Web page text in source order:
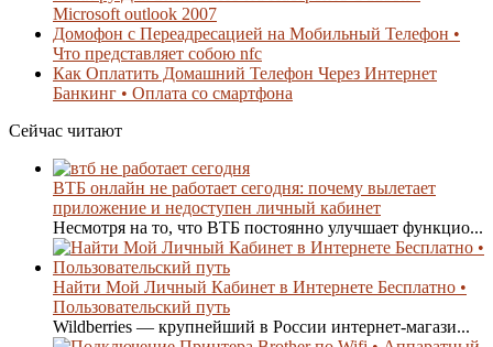
Microsoft outlook 2007
Домофон с Переадресацией на Мобильный Телефон •
Что представляет собою nfc
Как Оплатить Домашний Телефон Через Интернет
Банкинг • Оплата со смартфона
Сейчас читают
ВТБ онлайн не работает сегодня: почему вылетает
приложение и недоступен личный кабинет
Несмотря на то, что ВТБ постоянно улучшает функцио...
Найти Мой Личный Кабинет в Интернете Бесплатно •
Пользовательский путь
Wildberries — крупнейший в России интернет-магази...